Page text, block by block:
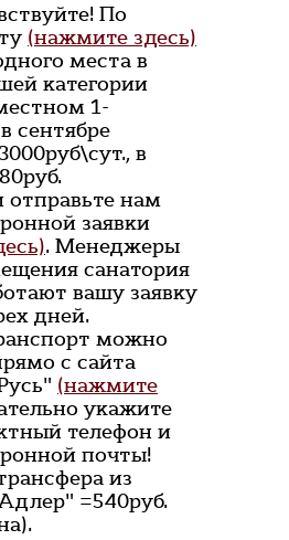
По
(нажмите здесь)
места в
категории
1-
сентябре
в
отправьте нам
заявки
. Менеджеры
санатория
вашу заявку
дней.
можно
с сайта
(нажмите
укажите
телефон и
почты!
из
=540руб.